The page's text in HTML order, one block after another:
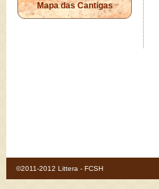
Mapa das Cantigas
©2011-2012 Littera - FCSH